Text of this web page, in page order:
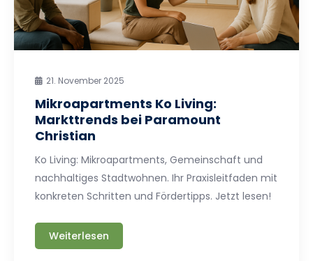
21. November 2025
Mikroapartments Ko Living:
Markttrends bei Paramount
Christian
Ko Living: Mikroapartments, Gemeinschaft und
nachhaltiges Stadtwohnen. Ihr Praxisleitfaden mit
konkreten Schritten und Fördertipps. Jetzt lesen!
Weiterlesen